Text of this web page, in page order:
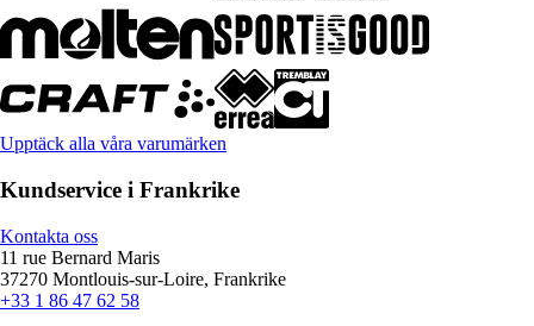
Upptäck alla våra varumärken
Kundservice i Frankrike
Kontakta oss
11 rue Bernard Maris
37270 Montlouis-sur-Loire, Frankrike
+33 1 86 47 62 58